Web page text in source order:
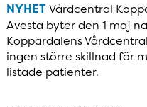
NYHET Vårdcentral
Avesta byter den 1 maj
Koppardalens
ingen större skillnad för
listade patienter.